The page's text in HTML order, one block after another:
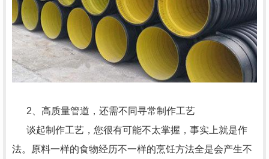
2、高质量管道，还需不同寻常制作工艺
谈起制作工艺，您很有可能不太掌握，事实上就是作
法。原料一样的食物经历不一样的烹饪方法全是会产生不